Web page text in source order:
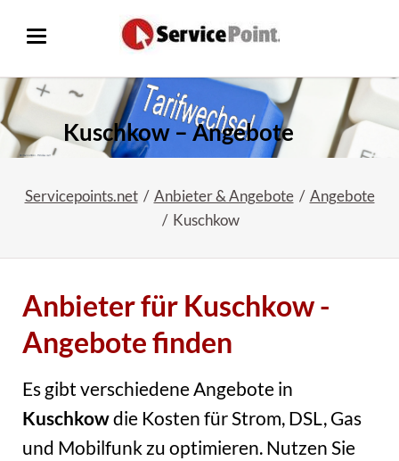
Kuschkow – Angebote
Servicepoints.net Anbieter & Angebote
Angebote
Kuschkow
Anbieter für Kuschkow -
Angebote finden
Es gibt verschiedene Angebote in
Kuschkowdie Kosten für Strom, DSL, Gas
und Mobilfunk zu optimieren. Nutzen Sie